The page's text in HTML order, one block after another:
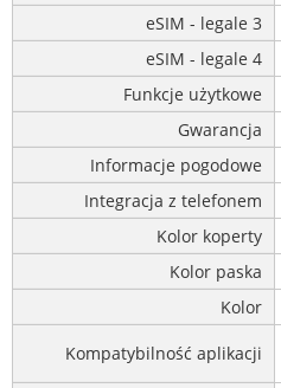
eSIM - legale 3
eSIM - legale 4
Funkcje użytkowe
Gwarancja
Informacje pogodowe
Integracja z telefonem
Kolor koperty
Kolor paska
Kolor
Kompatybilność aplikacji